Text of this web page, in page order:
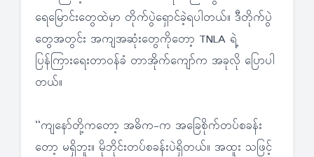
ရေမြောင်းတွေထဲမှာ တိုက်ပွဲရှောင်ခဲ့ရပါတယ်။ ဒီတိုက်ပွဲ
တွေအတွင်း အကျအဆုံးတွေကိုတော့ TNLA ရဲ့
ပြန်ကြားရေးတာဝန်ခံ တာအိုက်ကျော်က အခုလို ပြောပါ
တယ်။
“ကျနော်တို့ကတော့ အဓိက-က အခြေစိုက်တပ်စခန်း
တော့ မရှိဘူး။ မိုဘိုင်းတပ်စခန်းပဲရှိတယ်။ အထူး သဖြင့်